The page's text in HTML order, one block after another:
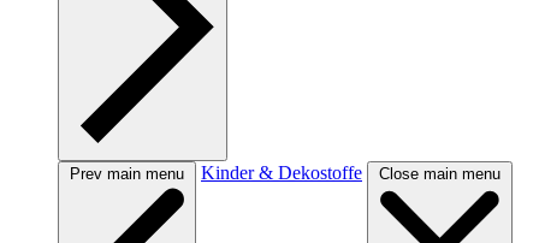
Prev main menu Kinder & Dekostoffe Close main menu